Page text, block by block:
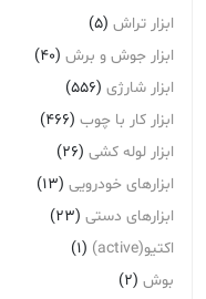
ابزار تراش (5)
ابزار جوش و برش (40)
ابزار شارژی (556)
ابزار کار با چوب (466)
ابزار لوله کشی (26)
ابزارهای خودرویی (13)
ابزارهای دستی (23)
اکتیو(active)
(1)
بوش (2)